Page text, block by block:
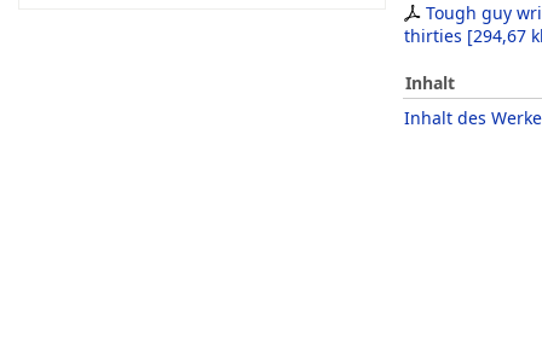
Tough guy
thirties [294,67
Inhalt
Inhalt des